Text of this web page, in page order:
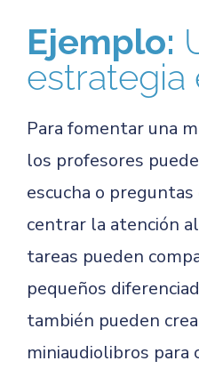
Ejemplo:
estrategia
Para fomentar una
los profesores
escucha o
centrar la atención
tareas pueden
pequeños
también pueden
miniaudiolibros para